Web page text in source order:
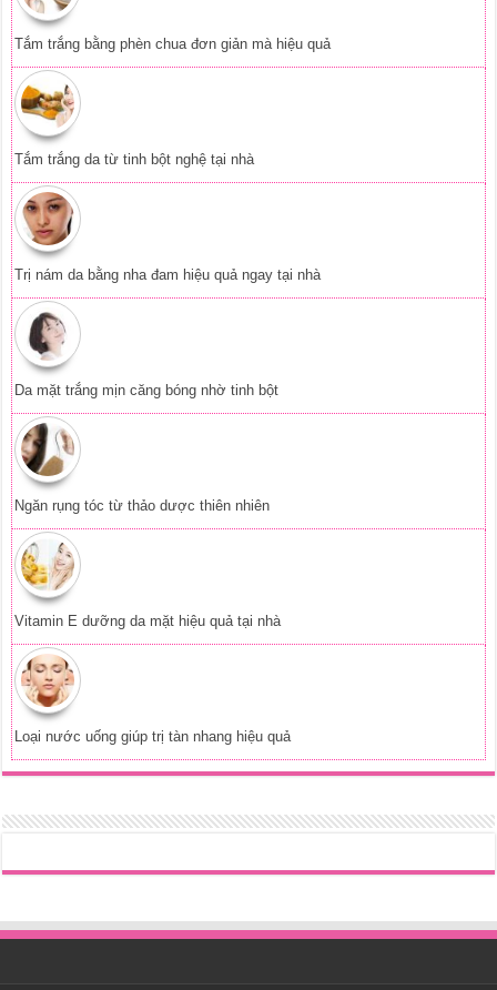
Da mặt trắng mịn căng bóng nhờ tinh bột
Ngăn rụng tóc từ thảo dược thiên nhiên
Vitamin E dưỡng da mặt hiệu quả tại nhà
Loại nước uống giúp trị tàn nhang hiệu quả
Copyright © 2017 - 2026Cẩm Nang Làm Đẹp, All Rights Reserved -